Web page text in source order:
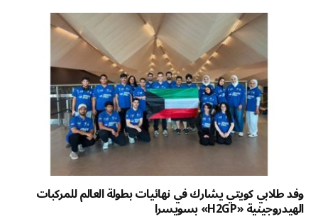
وفد طلابي كويتي يشارك في نهائيات بطولة العالم للمركبات
الهيدروجينية «H2GP» بسويسرا